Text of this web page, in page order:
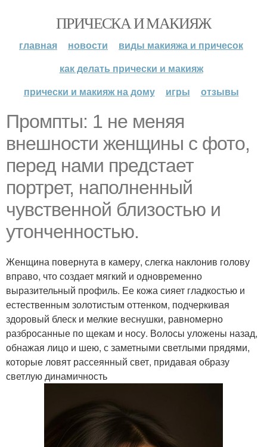
ПРИЧЕСКА И МАКИЯЖ
главная новости
виды макияжа и причесок
как делать прически и макияж
прически и макияж на дому
игры отзывы
Промпты: 1 не меняя
внешности женщины с фото,
перед нами предстает
портрет, наполненный
чувственной близостью и
утонченностью.
Женщина повернута в камеру, слегка наклонив голову
вправо, что создает мягкий и одновременно
выразительный профиль. Ее кожа сияет гладкостью и
естественным золотистым оттенком, подчеркивая
здоровый блеск и мелкие веснушки, равномерно
разбросанные по щекам и носу. Волосы уложены назад,
обнажая лицо и шею, с заметными светлыми прядями,
которые ловят рассеянный свет, придавая образу
светлую динамичность